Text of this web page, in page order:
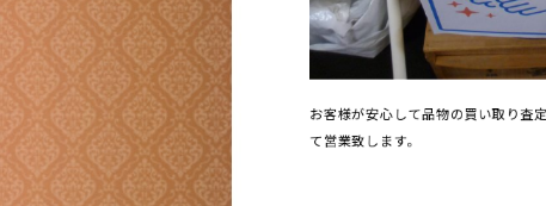
お客様が安心して品物の買い取り査
て営業致します。